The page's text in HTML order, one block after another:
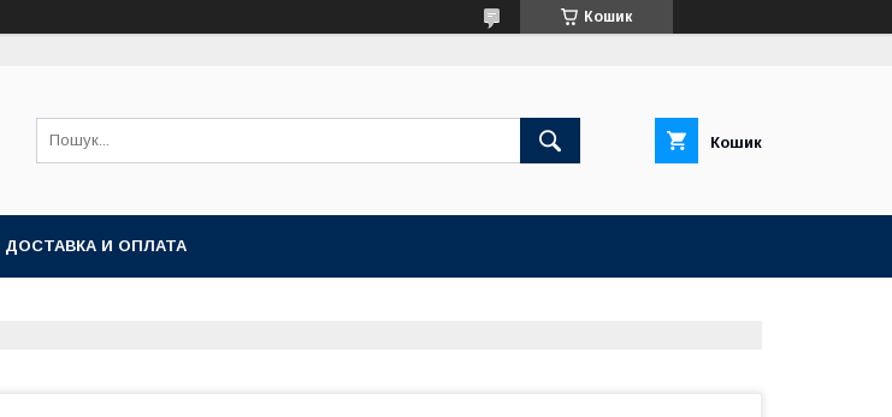
Кошик
Кошик
ДОСТАВКА И ОПЛАТА